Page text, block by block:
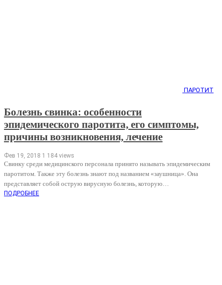
ПАРОТИТ
Болезнь свинка: особенности
эпидемического паротита, его симптомы,
причины возникновения, лечение
Фев 19, 2018 1 184 views
Свинку среди медицинского персонала принято называть эпидемическим
паротитом. Также эту болезнь знают под названием «заушница». Она
представляет собой острую вирусную болезнь, которую…
ПОДРОБНЕЕ